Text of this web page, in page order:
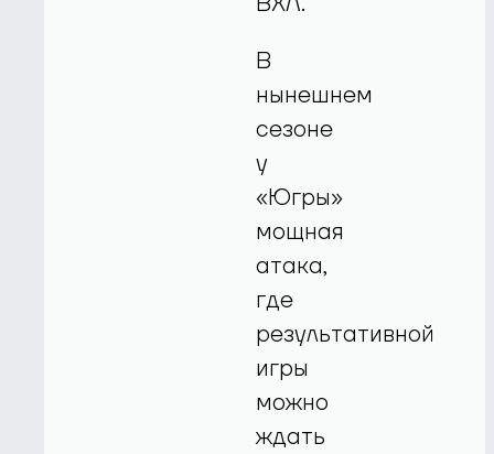
В
нынешнем
сезоне
у
«Югры»
мощная
атака,
где
результативной
игры
можно
ждать